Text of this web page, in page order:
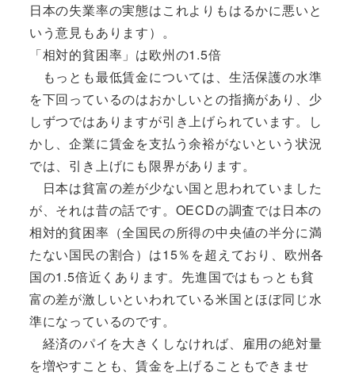
日本の失業率の実態はこれよりもはるかに悪いと
いう意見もあります）。
「相対的貧困率」は欧州の1.5倍
もっとも最低賃金については、生活保護の水準
を下回っているのはおかしいとの指摘があり、少
しずつではありますが引き上げられています。し
かし、企業に賃金を支払う余裕がないという状況
では、引き上げにも限界があります。
日本は貧富の差が少ない国と思われていました
が、それは昔の話です。OECDの調査では日本の
相対的貧困率（全国民の所得の中央値の半分に満
たない国民の割合）は15％を超えており、欧州各
国の1.5倍近くあります。先進国ではもっとも貧
富の差が激しいといわれている米国とほぼ同じ水
準になっているのです。
経済のパイを大きくしなければ、雇用の絶対量
を増やすことも、賃金を上げることもできませ